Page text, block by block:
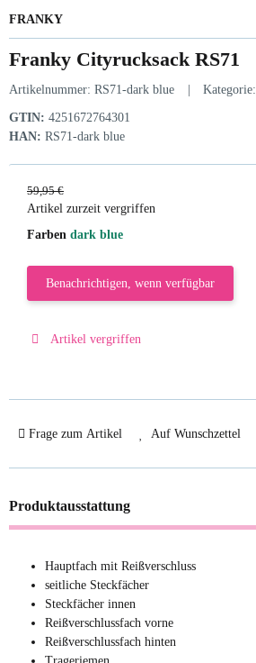
FRANKY
Franky Cityrucksack RS71
Artikelnummer: RS71-dark blue Kategorie:
GTIN: 4251672764301
HAN: RS71-dark blue
59,95 €
Artikel zurzeit vergriffen
Farben dark blue
Benachrichtigen, wenn verfügbar
Artikel vergriffen
Frage zum Artikel Auf Wunschzettel
Produktausstattung
Hauptfach mit Reißverschluss
seitliche Steckfächer
Steckfächer innen
Reißverschlussfach vorne
Reißverschlussfach hinten